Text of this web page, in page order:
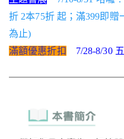
折 2本75折 起；滿399即
為止)
滿額優惠折扣
7/28-8/30